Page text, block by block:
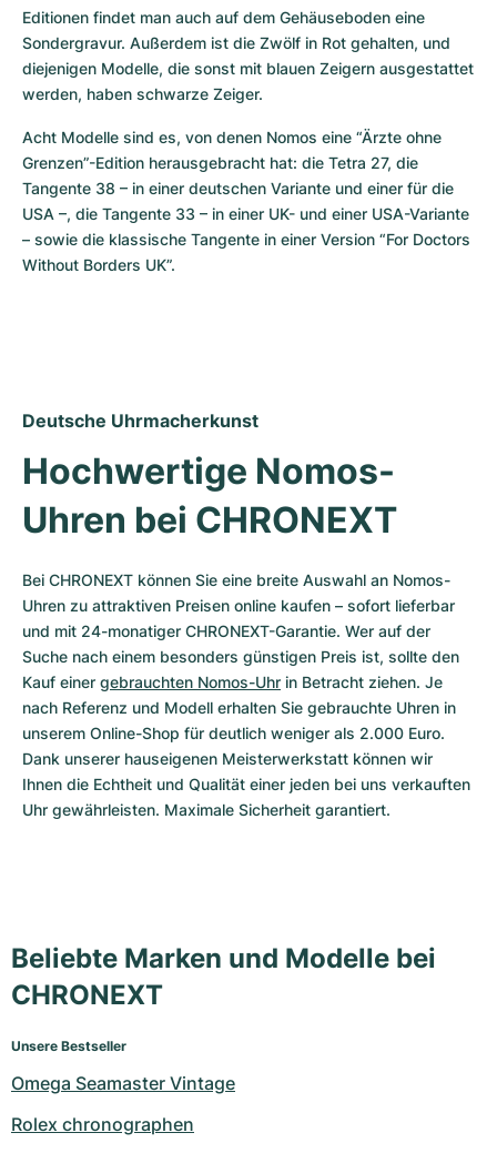
Editionen findet man auch auf dem Gehäuseboden eine
Sondergravur. Außerdem ist die Zwölf in Rot gehalten, und
diejenigen Modelle, die sonst mit blauen Zeigern ausgestattet
werden, haben schwarze Zeiger.
Acht Modelle sind es, von denen Nomos eine “Ärzte ohne
Grenzen”-Edition herausgebracht hat: die Tetra 27, die
Tangente 38 – in einer deutschen Variante und einer für die
USA –, die Tangente 33 – in einer UK- und einer USA-Variante
– sowie die klassische Tangente in einer Version “For Doctors
Without Borders UK”.
Deutsche Uhrmacherkunst
Hochwertige Nomos-
Uhren bei CHRONEXT
Bei CHRONEXT können Sie eine breite Auswahl an Nomos-
Uhren zu attraktiven Preisen online kaufen – sofort lieferbar
und mit 24-monatiger CHRONEXT-Garantie. Wer auf der
Suche nach einem besonders günstigen Preis ist, sollte den
Kauf einer gebrauchten Nomos-Uhr in Betracht ziehen. Je
nach Referenz und Modell erhalten Sie gebrauchte Uhren in
unserem Online-Shop für deutlich weniger als 2.000 Euro.
Dank unserer hauseigenen Meisterwerkstatt können wir
Ihnen die Echtheit und Qualität einer jeden bei uns verkauften
Uhr gewährleisten. Maximale Sicherheit garantiert.
Beliebte Marken und Modelle bei
CHRONEXT
Unsere Bestseller
Omega Seamaster Vintage
Rolex chronographen